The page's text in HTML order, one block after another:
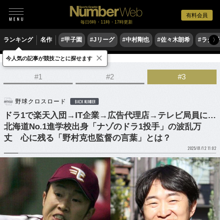
有料会員
毎日6時・11時・17時更新
ランキング 名作 #甲子園 #Jリーグ #中村剛也 #佐々木朗希 #ラグ〉
野球 プロ野球 ドラフト会議
#1 #2 #3
野球クロスロード BACK NUMBER
ドラ1で楽天入団→IT企業→広告代理店→テレビ局員に…
北海道No.1進学校出身「ナゾのドラ1投手」の波乱万
丈 心に残る「野村克也監督の言葉」とは？
2025/01/12 11:02
今人気の記事が競技ごとに探せます ×